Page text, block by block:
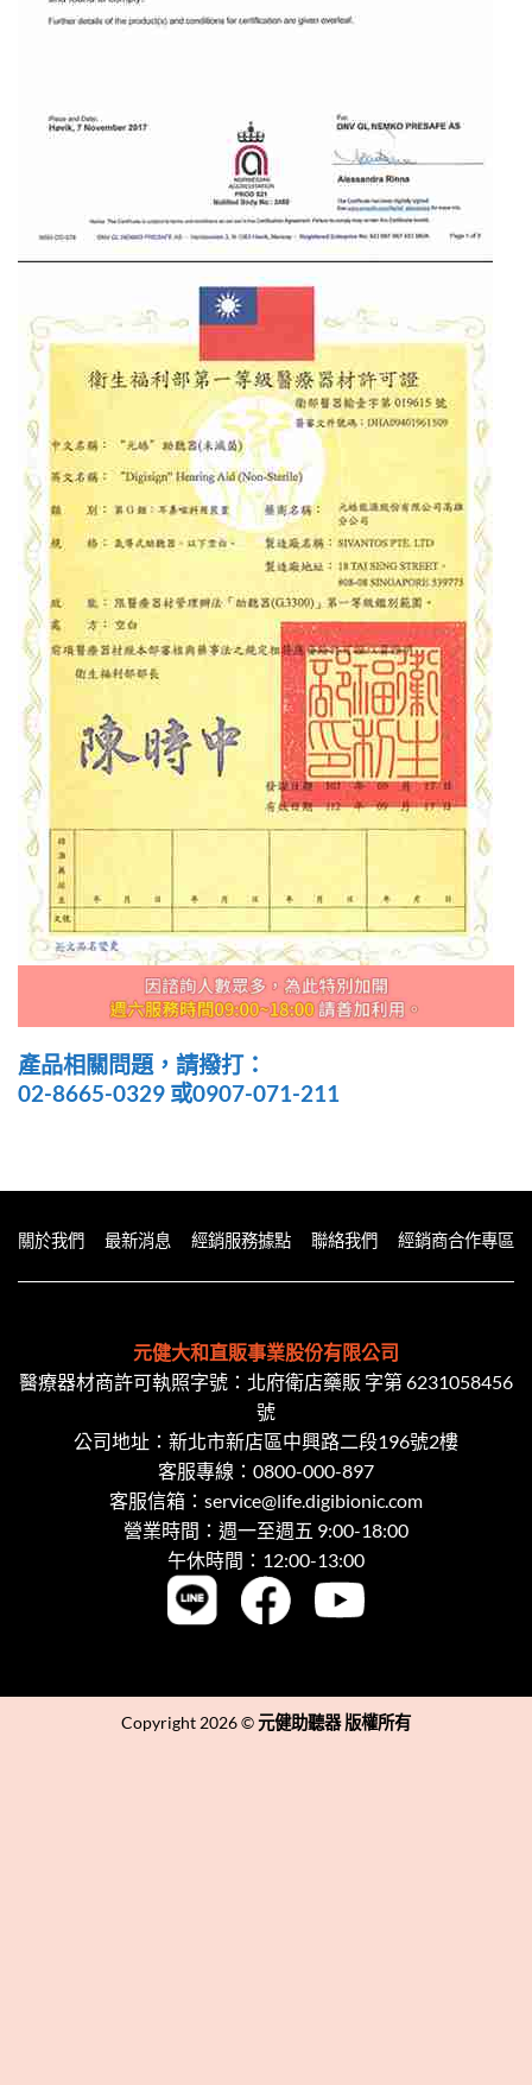
產品相關問題，請撥打：
02-8665-0329 或0907-071-211
關於我們 最新消息 經銷服務據點 聯絡我們 經銷商合作專區
元健大和直販事業股份有限公司
醫療器材商許可執照字號：北府衛店藥販 字第 6231058456
號
公司地址：新北市新店區中興路二段​196號2樓
客服專線： 0800-000-897
客服信箱： service@life.digibionic.com
營業時間：週一至週五 9:00-18:00
午休時間：12:00-13:00
Copyright 2026 ©元健助聽器 版權所有